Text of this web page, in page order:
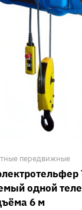
передвижные
одной
6 м